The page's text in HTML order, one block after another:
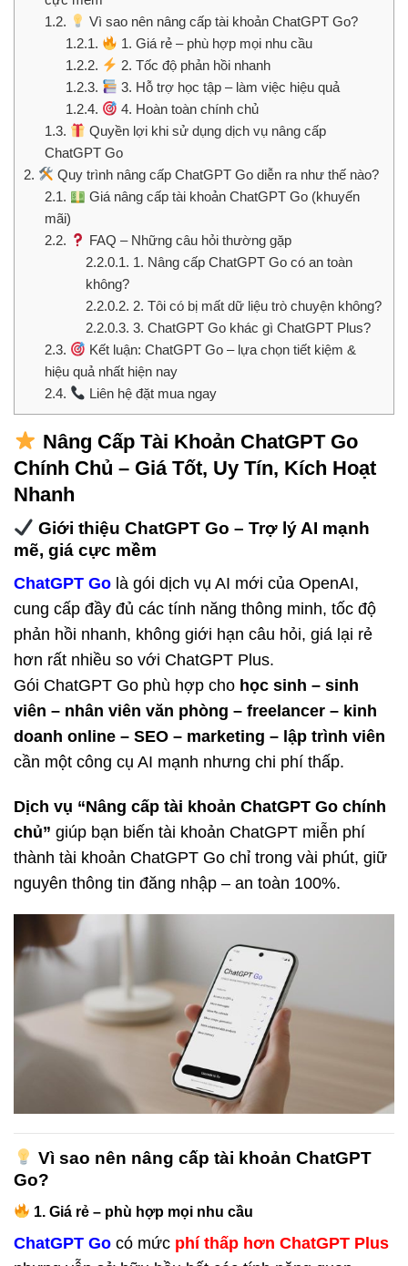
1.2.
Vì sao nên nâng cấp tài khoản ChatGPT Go?
1.2.1.
1. Giá rẻ – phù hợp mọi nhu cầu
1.2.2.
2. Tốc độ phản hồi nhanh
1.2.3.
3. Hỗ trợ học tập – làm việc hiệu quả
1.2.4.
4. Hoàn toàn chính chủ
1.3.
Quyền lợi khi sử dụng dịch vụ nâng cấp
ChatGPT Go
2.
Quy trình nâng cấp ChatGPT Go diễn ra như thế nào?
2.1.
Giá nâng cấp tài khoản ChatGPT Go (khuyến
mãi)
2.2.
FAQ – Những câu hỏi thường gặp
2.2.0.1. 1. Nâng cấp ChatGPT Go có an toàn
không?
2.2.0.2. 2. Tôi có bị mất dữ liệu trò chuyện không?
2.2.0.3. 3. ChatGPT Go khác gì ChatGPT Plus?
2.3.
Kết luận: ChatGPT Go – lựa chọn tiết kiệm &
hiệu quả nhất hiện nay
2.4.
Liên hệ đặt mua ngay
Nâng Cấp Tài Khoản ChatGPT Go
Chính Chủ – Giá Tốt, Uy Tín, Kích Hoạt
Nhanh
Giới thiệu ChatGPT Go – Trợ lý AI mạnh
mẽ, giá cực mềm
ChatGPT Go là gói dịch vụ AI mới của OpenAI,
cung cấp đầy đủ các tính năng thông minh, tốc độ
phản hồi nhanh, không giới hạn câu hỏi, giá lại rẻ
hơn rất nhiều so với ChatGPT Plus.
Gói ChatGPT Go phù hợp cho học sinh – sinh
viên – nhân viên văn phòng – freelancer – kinh
doanh online – SEO – marketing – lập trình viên
cần một công cụ AI mạnh nhưng chi phí thấp.
Dịch vụ “Nâng cấp tài khoản ChatGPT Go chính
chủ” giúp bạn biến tài khoản ChatGPT miễn phí
thành tài khoản ChatGPT Go chỉ trong vài phút, giữ
nguyên thông tin đăng nhập – an toàn 100%.
Vì sao nên nâng cấp tài khoản ChatGPT
Go?
1. Giá rẻ – phù hợp mọi nhu cầu
ChatGPT Go có mức phí thấp hơn ChatGPT Plus